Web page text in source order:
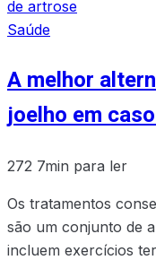
Saúde
A melhor
joelho em
272 7min para ler
Os tratamentos
são um conjunto de
incluem exercícios